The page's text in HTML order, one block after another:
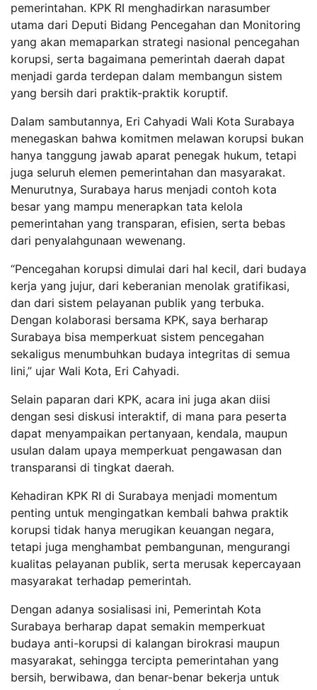
pemerintahan. KPK RI menghadirkan narasumber
utama dari Deputi Bidang Pencegahan dan Monitoring
yang akan memaparkan strategi nasional pencegahan
korupsi, serta bagaimana pemerintah daerah dapat
menjadi garda terdepan dalam membangun sistem
yang bersih dari praktik-praktik koruptif.
Dalam sambutannya, Eri Cahyadi Wali Kota Surabaya
menegaskan bahwa komitmen melawan korupsi bukan
hanya tanggung jawab aparat penegak hukum, tetapi
juga seluruh elemen pemerintahan dan masyarakat.
Menurutnya, Surabaya harus menjadi contoh kota
besar yang mampu menerapkan tata kelola
pemerintahan yang transparan, efisien, serta bebas
dari penyalahgunaan wewenang.
“Pencegahan korupsi dimulai dari hal kecil, dari budaya
kerja yang jujur, dari keberanian menolak gratifikasi,
dan dari sistem pelayanan publik yang terbuka.
Dengan kolaborasi bersama KPK, saya berharap
Surabaya bisa memperkuat sistem pencegahan
sekaligus menumbuhkan budaya integritas di semua
lini,” ujar Wali Kota, Eri Cahyadi.
Selain paparan dari KPK, acara ini juga akan diisi
dengan sesi diskusi interaktif, di mana para peserta
dapat menyampaikan pertanyaan, kendala, maupun
usulan dalam upaya memperkuat pengawasan dan
transparansi di tingkat daerah.
Kehadiran KPK RI di Surabaya menjadi momentum
penting untuk mengingatkan kembali bahwa praktik
korupsi tidak hanya merugikan keuangan negara,
tetapi juga menghambat pembangunan, mengurangi
kualitas pelayanan publik, serta merusak kepercayaan
masyarakat terhadap pemerintah.
Dengan adanya sosialisasi ini, Pemerintah Kota
Surabaya berharap dapat semakin memperkuat
budaya anti-korupsi di kalangan birokrasi maupun
masyarakat, sehingga tercipta pemerintahan yang
bersih, berwibawa, dan benar-benar bekerja untuk